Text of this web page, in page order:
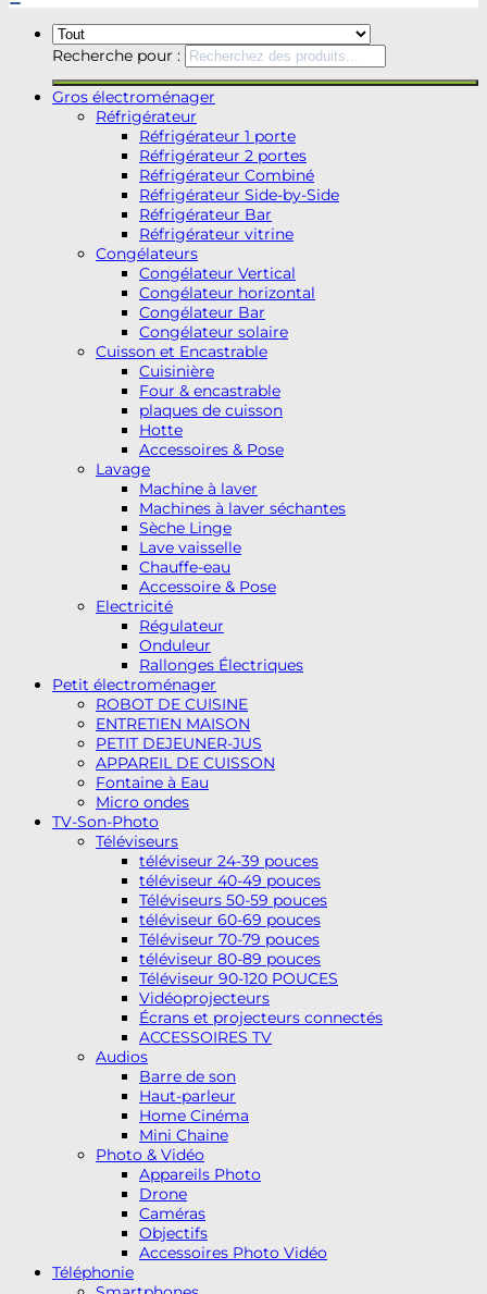
Recherche pour :
Gros électroménager
Réfrigérateur
Réfrigérateur 1 porte
Réfrigérateur 2 portes
Réfrigérateur Combiné
Réfrigérateur Side-by-Side
Réfrigérateur Bar
Réfrigérateur vitrine
Congélateurs
Congélateur Vertical
Congélateur horizontal
Congélateur Bar
Congélateur solaire
Cuisson et Encastrable
Cuisinière
Four & encastrable
plaques de cuisson
Hotte
Accessoires & Pose
Lavage
Machine à laver
Machines à laver séchantes
Sèche Linge
Lave vaisselle
Chauffe-eau
Accessoire & Pose
Electricité
Régulateur
Onduleur
Rallonges Électriques
Petit électroménager
ROBOT DE CUISINE
ENTRETIEN MAISON
PETIT DEJEUNER-JUS
APPAREIL DE CUISSON
Fontaine à Eau
Micro ondes
TV-Son-Photo
Téléviseurs
téléviseur 24-39 pouces
téléviseur 40-49 pouces
Téléviseurs 50-59 pouces
téléviseur 60-69 pouces
Téléviseur 70-79 pouces
téléviseur 80-89 pouces
Téléviseur 90-120 POUCES
Vidéoprojecteurs
Écrans et projecteurs connectés
ACCESSOIRES TV
Audios
Barre de son
Haut-parleur
Home Cinéma
Mini Chaine
Photo & Vidéo
Appareils Photo
Drone
Caméras
Objectifs
Accessoires Photo Vidéo
Téléphonie